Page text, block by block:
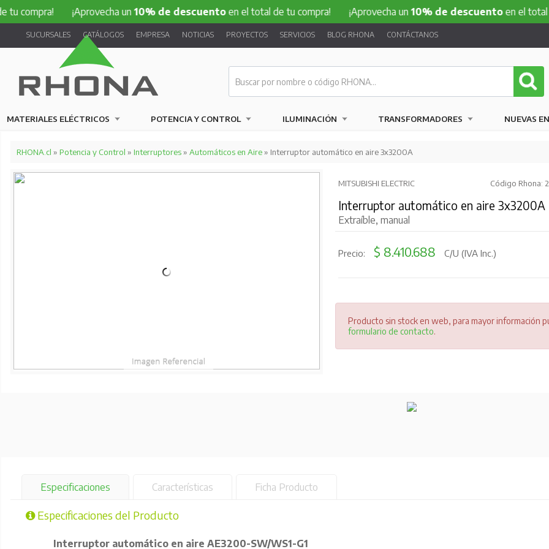
compra! ¡Aprovecha un 10% de descuentoen el total de tu compra! ¡Aprovecha un 10% de descuentoen el total de
SUCURSALES CATÁLOGOS EMPRESA NOTICIAS PROYECTOS SERVICIOS BLOG RHONA CONTÁCTANOS
MATERIALES ELÉCTRICOS POTENCIA Y CONTROL ILUMINACIÓN TRANSFORMADORES NUEVAS
RHONA.cl » Potencia y Control » Interruptores» Automáticos en Aire» Interruptor automático en aire 3x3200A
MITSUBISHI ELECTRIC
Código Rhona:
Interruptor automático en aire 3x3200A
Extraíble, manual
Precio: $ 8.410.688 C/U (IVA Inc.)
Producto sin stock en web, para mayor información
formulario de contacto.
Especificaciones Características Ficha Producto
Especificaciones del Producto
Interruptor automático en aire AE3200-SW/WS1-G1